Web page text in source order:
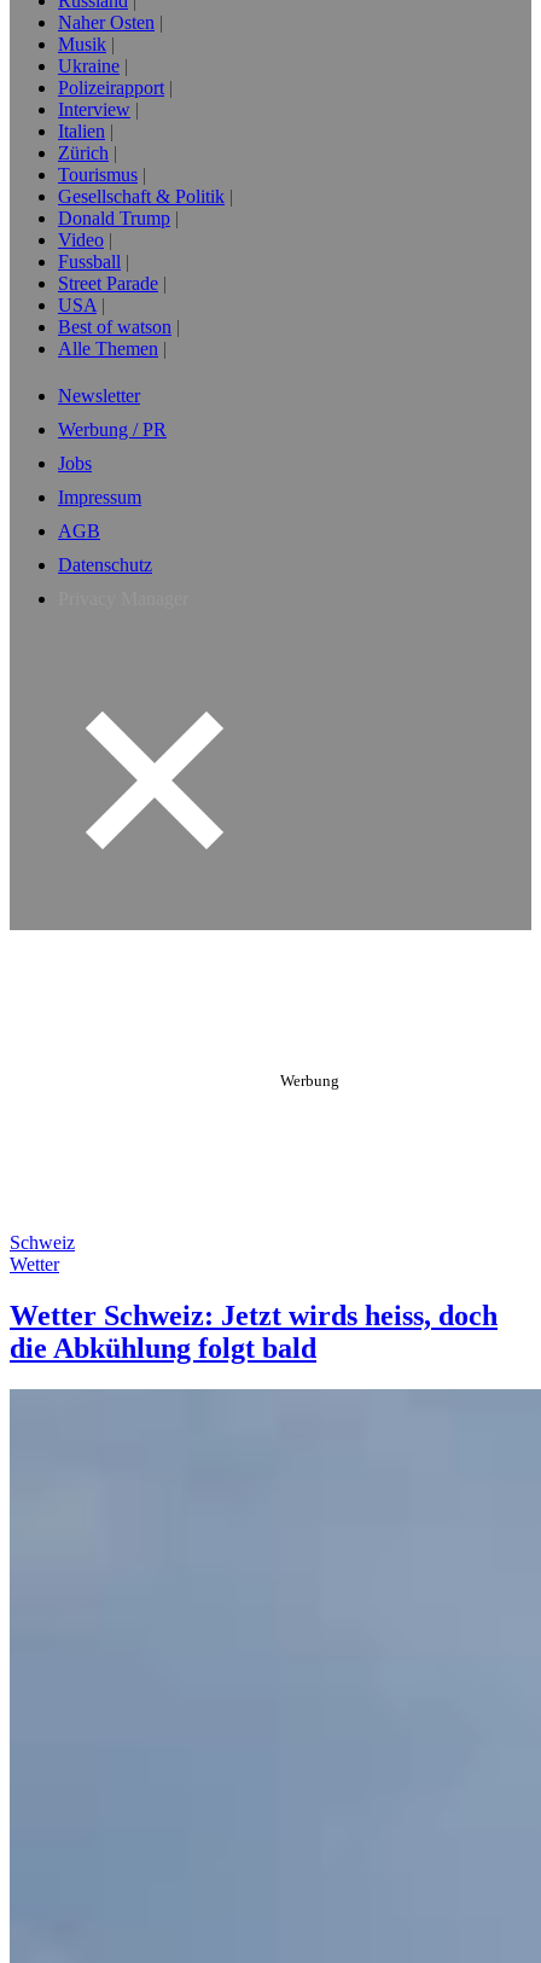
Naher Osten
Musik
Ukraine
Polizeirapport
Interview
Italien
Zürich
Tourismus
Gesellschaft & Politik
Donald Trump
Video
Fussball
Street Parade
USA
Best of watson
Alle Themen
Newsletter
Werbung / PR
Jobs
Impressum
AGB
Datenschutz
Schweiz
Wetter
Wetter Schweiz: Jetzt wirds heiss, doch
die Abkühlung folgt bald